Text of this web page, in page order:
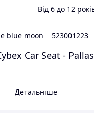
Від 6 до 12
blue moon 523001223
Car Seat -
міс.- 12 років
9-50 кг
Детальніше